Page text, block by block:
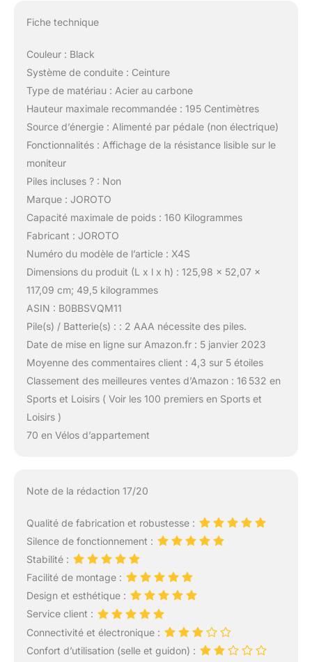
Fiche technique
Couleur : Black
Système de conduite : Ceinture
Type de matériau : Acier au carbone
Hauteur maximale recommandée : 195 Centimètres
Source d’énergie : Alimenté par pédale (non électrique)
Fonctionnalités : Affichage de la résistance lisible sur le
moniteur
Piles incluses ? : Non
Marque : JOROTO
Capacité maximale de poids : 160 Kilogrammes
Fabricant : JOROTO
Numéro du modèle de l’article : X4S
Dimensions du produit (L x l x h) : 125,98 x 52,07 x
117,09 cm; 49,5 kilogrammes
ASIN : B0BBSVQM11
Pile(s) / Batterie(s) : : 2 AAA nécessite des piles.
Date de mise en ligne sur Amazon.fr : 5 janvier 2023
Moyenne des commentaires client : 4,3 sur 5 étoiles
Classement des meilleures ventes d’Amazon : 16 532 en
Sports et Loisirs ( Voir les 100 premiers en Sports et
Loisirs )
70 en Vélos d’appartement
Note de la rédaction 17/20
Qualité de fabrication et robustesse :
Silence de fonctionnement :
Stabilité :
Facilité de montage :
Design et esthétique :
Service client :
Connectivité et électronique :
Confort d’utilisation (selle et guidon) :